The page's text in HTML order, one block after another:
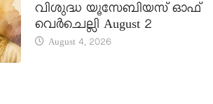
വിശുദ്ധ യൂസേബിയസ് ഓഫ്
വെർചെല്ലി August 2
August 4, 2026